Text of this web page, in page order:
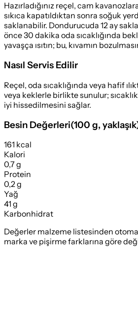
Hazırladığınız reçel, cam
sıkıca kapatıldıktan sonra soğuk
saklanabilir. Dondurucuda 12 ay
önce 30 dakika oda sıcaklığında
yavaşça ısıtın; bu, kıvamın
Nasıl Servis Edilir
Reçel, oda sıcaklığında veya hafif
veya keklerle birlikte sunulur; sıcaklık
iyi hissedilmesini sağlar.
Besin Değerleri(100 g,
161 kcal
Kalori
0,7 g
Protein
0,2 g
Yağ
41 g
Karbonhidrat
Değerler malzeme listesinden
marka ve pişirme farklarına göre